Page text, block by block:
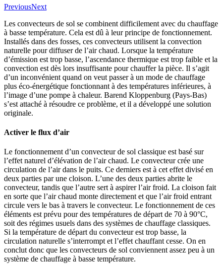
PreviousNext
Les convecteurs de sol se combinent difficilement avec du chauffage
à basse température. Cela est dû à leur principe de fonctionnement.
Installés dans des fosses, ces convecteurs utilisent la convection
naturelle pour diffuser de l’air chaud. Lorsque la température
d’émission est trop basse, l’ascendance thermique est trop faible et la
convection est dès lors insuffisante pour chauffer la pièce. Il s’agit
d’un inconvénient quand on veut passer à un mode de chauffage
plus éco-énergétique fonctionnant à des températures inférieures, à
l’image d’une pompe à chaleur. Barend Kloppenburg (Pays-Bas)
s’est attaché à résoudre ce problème, et il a développé une solution
originale.
Activer le flux d’air
Le fonctionnement d’un convecteur de sol classique est basé sur
l’effet naturel d’élévation de l’air chaud. Le convecteur crée une
circulation de l’air dans le puits. Ce derniers est à cet effet divisé en
deux parties par une cloison. L’une des deux parties abrite le
convecteur, tandis que l’autre sert à aspirer l’air froid. La cloison fait
en sorte que l’air chaud monte directement et que l’air froid entrant
circule vers le bas à travers le convecteur. Le fonctionnement de ces
éléments est prévu pour des températures de départ de 70 à 90°C,
soit des régimes usuels dans des systèmes de chauffage classiques.
Si la température de départ du convecteur est trop basse, la
circulation naturelle s’interrompt et l’effet chauffant cesse. On en
conclut donc que les convecteurs de sol conviennent assez peu à un
système de chauffage à basse température.